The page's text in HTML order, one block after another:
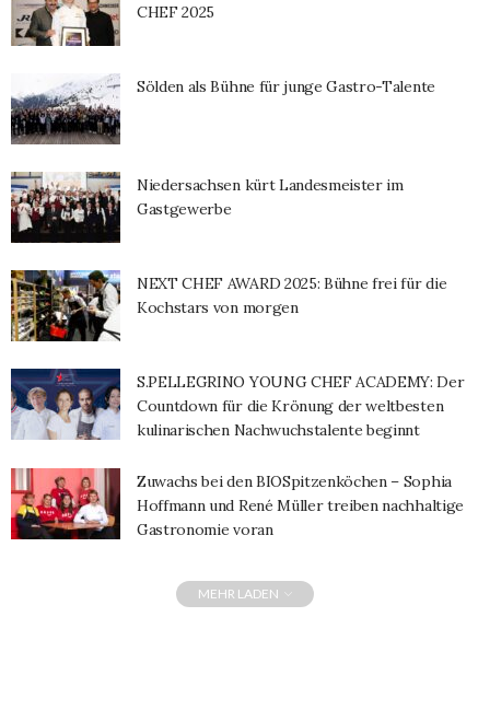
CHEF 2025
Sölden als Bühne für junge Gastro-Talente
Niedersachsen kürt Landesmeister im
Gastgewerbe
NEXT CHEF AWARD 2025: Bühne frei für die
Kochstars von morgen
S.PELLEGRINO YOUNG CHEF ACADEMY: Der
Countdown für die Krönung der weltbesten
kulinarischen Nachwuchstalente beginnt
Zuwachs bei den BIOSpitzenköchen – Sophia
Hoffmann und René Müller treiben nachhaltige
Gastronomie voran
MEHR LADEN